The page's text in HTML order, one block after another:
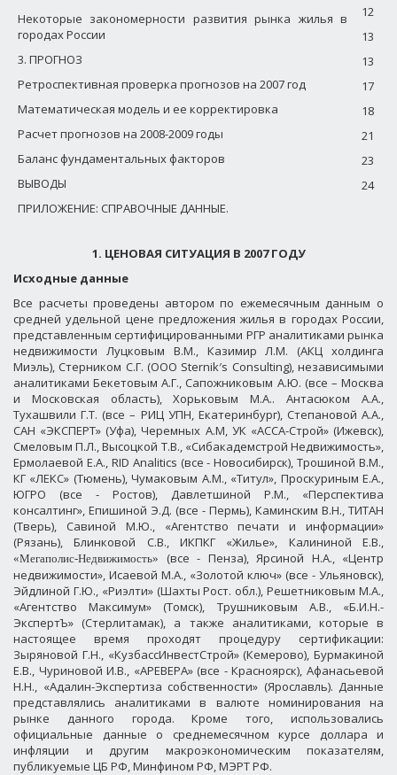
Некоторые закономерности развития рынка жилья в
городах России
3. ПРОГНОЗ
Ретроспективная проверка прогнозов на 2007 год
Математическая модель и ее корректировка
Расчет прогнозов на 2008-2009 годы
Баланс фундаментальных факторов
ВЫВОДЫ
ПРИЛОЖЕНИЕ: СПРАВОЧНЫЕ ДАННЫЕ.
12
13
13
17
18
21
23
24
1. ЦЕНОВАЯ СИТУАЦИЯ В 2007 ГОДУ
Исходные данные
Все расчеты проведены автором по ежемесячным данным о
средней удельной цене предложения жилья в городах России,
представленным сертифицированными РГР аналитиками рынка
недвижимости Луцковым В.М., Казимир Л.М. (АКЦ холдинга
Миэль), Стерником С.Г. (ООО Sternik′s Consulting), независимыми
аналитиками Бекетовым А.Г., Сапожниковым А.Ю. (все – Москва
и Московская область), Хорьковым М.А.. Антасюком А.А.,
Тухашвили Г.Т. (все – РИЦ УПН, Екатеринбург), Степановой А.А.,
САН «ЭКСПЕРТ» (Уфа), Черемных А.М, УК «АССА-Строй» (Ижевск),
Смеловым П.Л., Высоцкой Т.В., «Сибакадемстрой Недвижимость»,
Ермолаевой Е.А., RID Analitics (все - Новосибирск), Трошиной В.М.,
КГ «ЛЕКС» (Тюмень), Чумаковым А.М., «Титул», Проскуриным Е.А.,
ЮГРО (все - Ростов), Давлетшиной Р.М., «Перспектива
консалтинг», Епишиной Э.Д. (все - Пермь), Каминским В.Н., ТИТАН
(Тверь), Савиной М.Ю., «Агентство печати и информации»
(Рязань), Блинковой С.В., ИКПКГ «Жилье», Калининой Е.В.,
«Мегаполис-Недвижимость» (все - Пенза), Ярсиной Н.А., «Центр
недвижимости», Исаевой М.А., «Золотой ключ» (все - Ульяновск),
Эйдлиной Г.Ю., «Риэлти» (Шахты Рост. обл.), Решетниковым М.А.,
«Агентство Максимум» (Томск), Трушниковым А.В., «Б.И.Н.-
ЭкспертЪ» (Стерлитамак), а также аналитиками, которые в
настоящее время проходят процедуру сертификации:
Зыряновой Г.Н., «КузбассИнвестСтрой» (Кемерово), Бурмакиной
Е.В., Чуриновой И.В., «АРЕВЕРА» (все - Красноярск), Афанасьевой
Н.Н., «Адалин-Экспертиза собственности» (Ярославль). Данные
представлялись аналитиками в валюте номинирования на
рынке данного города. Кроме того, использовались
официальные данные о среднемесячном курсе доллара и
инфляции и другим макроэкономическим показателям,
публикуемые ЦБ РФ, Минфином РФ, МЭРТ РФ.